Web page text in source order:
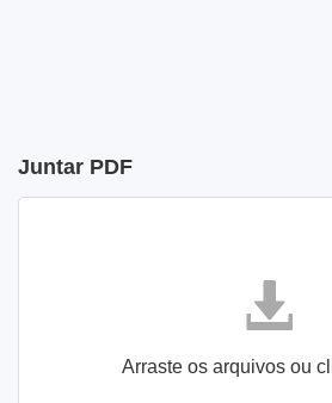
Juntar PDF
Arraste os arquivos ou